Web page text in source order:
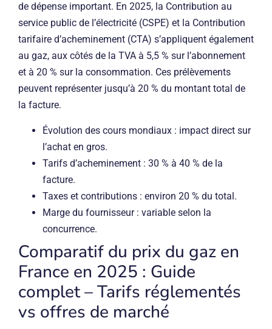
de dépense important. En 2025, la Contribution au
service public de l’électricité (CSPE) et la Contribution
tarifaire d’acheminement (CTA) s’appliquent également
au gaz, aux côtés de la TVA à 5,5 % sur l’abonnement
et à 20 % sur la consommation. Ces prélèvements
peuvent représenter jusqu’à 20 % du montant total de
la facture.
Évolution des cours mondiaux : impact direct sur
l’achat en gros.
Tarifs d’acheminement : 30 % à 40 % de la
facture.
Taxes et contributions : environ 20 % du total.
Marge du fournisseur : variable selon la
concurrence.
Comparatif du prix du gaz en
France en 2025 : Guide
complet – Tarifs réglementés
vs offres de marché